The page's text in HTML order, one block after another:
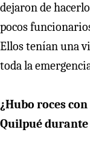
dejaron de
pocos
Ellos tenían una
toda la
¿Hubo roces
Quilpué